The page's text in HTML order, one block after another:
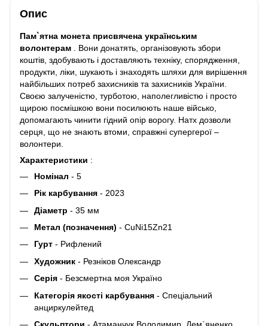
Опис
Пам`ятна монета присвячена українським
волонтерам
Вони донатять, організовують збори
коштів, здобувають і доставляють техніку, спорядження,
продукти, ліки, шукають і знаходять шляхи для вирішення
найбільших потреб захисників та захисників України.
Своєю залученістю, турботою, наполегливістю і просто
щирою посмішкою вони посилюють наше військо,
допомагають чинити гідний опір ворогу. Натх дозволи
серця, що не знають втоми, справжні супергерої –
волонтери.
Характеристики :
Номінал - 5
Рік карбування - 2023
Діаметр - 35 мм
Метал (позначення) - СuNi15Zn21
Гурт - Рифлений
Художник - Резніков Олександр
Серія - Безсмертна моя Україно
Категорія якості карбування - Спеціальний
анциркулейтед